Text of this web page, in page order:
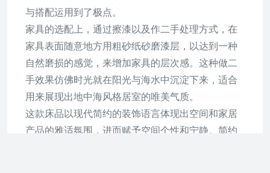
与搭配运用到了极点。
家具的选配上，通过擦漆以及作二手处理方式，在
家具表面随意地方用粗砂纸砂磨漆层，以达到一种
自然磨损的感觉，来增加家具的层次感。这种做二
手效果仿佛时光就在阳光与海水中沉淀下来，适合
用来展现出地中海风格居室的唯美气质。
这款床品以现代简约的装饰语言体现出空间和家居
产品的雅适氛围，进而赋予空间个性和宁静。简约